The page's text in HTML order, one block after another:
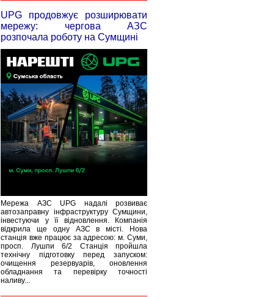
UPG продовжує розширювати
мережу: чергова АЗС
розпочала роботу на Сумщині
Мережа АЗС UPG надалі розвиває
автозаправну інфраструктуру Сумщини,
інвестуючи у її відновлення. Компанія
відкрила ще одну АЗС в місті. Нова
станція вже працює за адресою: м. Суми,
просп. Лушпи 6/2 Станція пройшла
технічну підготовку перед запуском:
очищення резервуарів, оновлення
обладнання та перевірку точності
наливу...